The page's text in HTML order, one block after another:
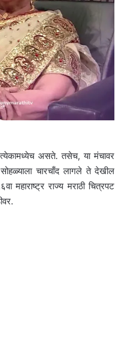
असते. तसेच, या मंचावर
चारचाँद लागले ते देखील
महाराष्ट्र राज्य मराठी चित्रपट